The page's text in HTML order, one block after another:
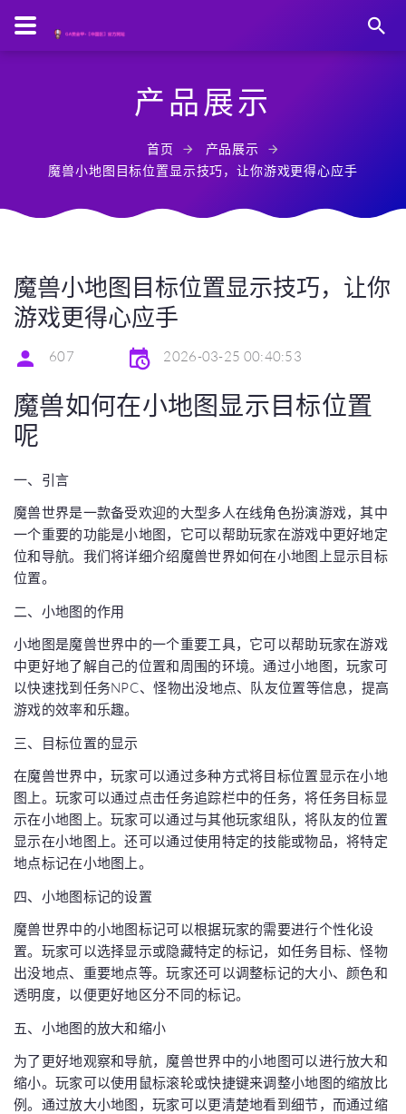
产品展示
首页
产品展示
魔兽小地图目标位置显示技巧，让你游戏更得心应手
魔兽小地图目标位置显示技巧，让你
游戏更得心应手
607 2026-03-25 00:40:53
魔兽如何在小地图显示目标位置
呢
一、引言
魔兽世界是一款备受欢迎的大型多人在线角色扮演游戏，其中
一个重要的功能是小地图，它可以帮助玩家在游戏中更好地定
位和导航。我们将详细介绍魔兽世界如何在小地图上显示目标
位置。
二、小地图的作用
小地图是魔兽世界中的一个重要工具，它可以帮助玩家在游戏
中更好地了解自己的位置和周围的环境。通过小地图，玩家可
以快速找到任务NPC、怪物出没地点、队友位置等信息，提高
游戏的效率和乐趣。
三、目标位置的显示
在魔兽世界中，玩家可以通过多种方式将目标位置显示在小地
图上。玩家可以通过点击任务追踪栏中的任务，将任务目标显
示在小地图上。玩家可以通过与其他玩家组队，将队友的位置
显示在小地图上。还可以通过使用特定的技能或物品，将特定
地点标记在小地图上。
四、小地图标记的设置
魔兽世界中的小地图标记可以根据玩家的需要进行个性化设
置。玩家可以选择显示或隐藏特定的标记，如任务目标、怪物
出没地点、重要地点等。玩家还可以调整标记的大小、颜色和
透明度，以便更好地区分不同的标记。
五、小地图的放大和缩小
为了更好地观察和导航，魔兽世界中的小地图可以进行放大和
缩小。玩家可以使用鼠标滚轮或快捷键来调整小地图的缩放比
例。通过放大小地图，玩家可以更清楚地看到细节，而通过缩